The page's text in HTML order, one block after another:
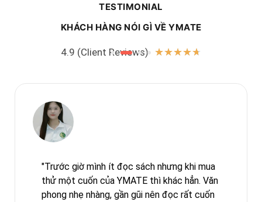
TESTIMONIAL
KHÁCH HÀNG NÓI GÌ VỀ YMATE
4.9 (Client Reviews) ★★★★★
"Trước giờ mình ít đọc sách nhưng khi mua
thử một cuốn của YMATE thì khác hẳn. Văn
phong nhẹ nhàng, gần gũi nên đọc rất cuốn